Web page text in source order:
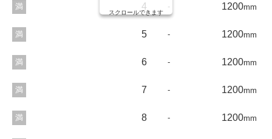
満 4 - 1200mm
満 5 - 1200mm
満 6 - 1200mm
満 7 - 1200mm
満 8 - 1200mm
スクロールできます